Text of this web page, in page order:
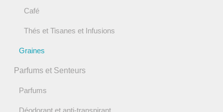
Café
Thés et Tisanes et Infusions
Graines
Parfums et Senteurs
Parfums
Déodorant et anti-transpirant